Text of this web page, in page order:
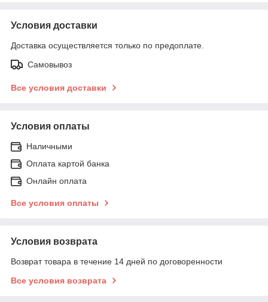
Условия доставки
Доставка осуществляется только по предоплате.
Самовывоз
Все условия доставки
Условия оплаты
Наличными
Оплата картой банка
Онлайн оплата
Все условия оплаты
Условия возврата
Возврат товара в течение 14 дней по договоренности
Все условия возврата